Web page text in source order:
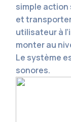
simple action
et
utilisateur à
monter au
Le système
sonores.